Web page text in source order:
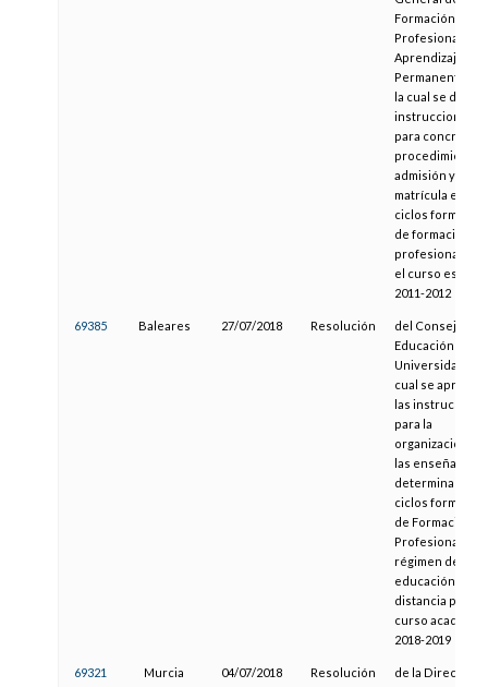
Formación
Profesional y
Aprendizaje
Permanente,
la cual se dictan
instrucciones
para concretar
procedimiento
admisión y de
matrícula en los
ciclos
de formación
profesional
el curso escolar
2011-2012
69385 Baleares 27/07/2018 Resolución
del Consejero
Educación y
Universidad
cual se
las
para la
organización de
las enseñanzas
determinados
ciclos
de Formación
Profesional en
régimen de
educación a
distancia para el
curso
2018-2019
69321 Murcia 04/07/2018 Resolución
de la Dirección